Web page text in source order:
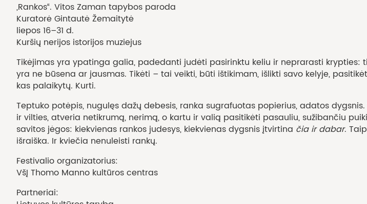
„Rankos“. Vitos Zaman tapybos paroda
Kuratorė Gintautė Žemaitytė
liepos 16–31 d.
Kuršių nerijos istorijos muziejus
Tikėjimas yra ypatinga galia, padedanti judėti pasirinktu keliu ir neprarasti krypties:
yra ne būsena ar jausmas. Tikėti – tai veikti, būti ištikimam, išlikti savo kelyje,
kas palaikytų. Kurti.
Teptuko potėpis, nugulęs dažų debesis, ranka sugrafuotas popierius, adatos
ir vilties, atveria netikrumą, nerimą, o kartu ir valią pasitikėti pasauliu, sužibančiu
savitos jėgos: kiekvienas rankos judesys, kiekvienas dygsnis įtvirtina čia ir dabar.
išraiška. Ir kviečia nenuleisti rankų.
Festivalio organizatorius:
VšĮ Thomo Manno kultūros centras
Partneriai: